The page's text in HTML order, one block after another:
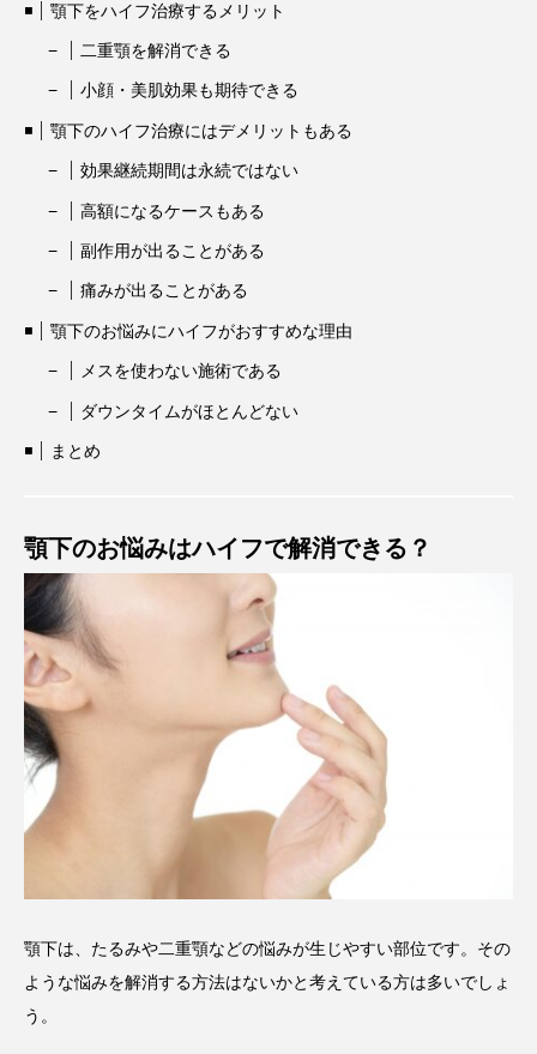
顎下をハイフ治療するメリット
二重顎を解消できる
小顔・美肌効果も期待できる
顎下のハイフ治療にはデメリットもある
効果継続期間は永続ではない
高額になるケースもある
副作用が出ることがある
痛みが出ることがある
顎下のお悩みにハイフがおすすめな理由
メスを使わない施術である
ダウンタイムがほとんどない
まとめ
顎下のお悩みはハイフで解消できる？
顎下は、たるみや二重顎などの悩みが生じやすい部位です。その
ような悩みを解消する方法はないかと考えている方は多いでしょ
う。